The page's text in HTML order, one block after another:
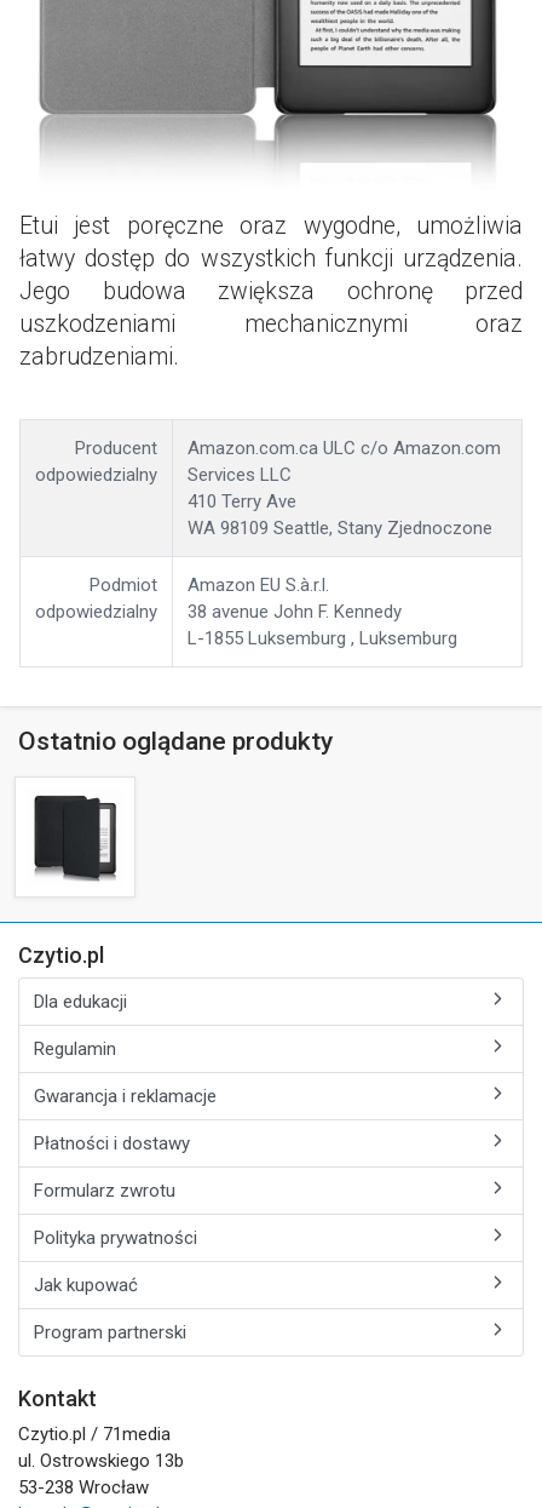
Etui jest poręczne oraz wygodne, umożliwia
łatwy dostęp do wszystkich funkcji urządzenia.
Jego budowa zwiększa ochronę przed
uszkodzeniami mechanicznymi oraz
zabrudzeniami.
Producent
odpowiedzialny
Amazon.com.ca ULC c/o Amazon.com
Services LLC
410 Terry Ave
WA 98109 Seattle, Stany Zjednoczone
Podmiot
odpowiedzialny
Amazon EU S.à.r.l.
38 avenue John F. Kennedy
L-1855 Luksemburg , Luksemburg
Ostatnio oglądane produkty
Czytio.pl
Dla edukacji
Regulamin
Gwarancja i reklamacje
Płatności i dostawy
Formularz zwrotu
Polityka prywatności
Jak kupować
Program partnerski
Kontakt
Czytio.pl / 71media
ul. Ostrowskiego 13b
53-238 Wrocław